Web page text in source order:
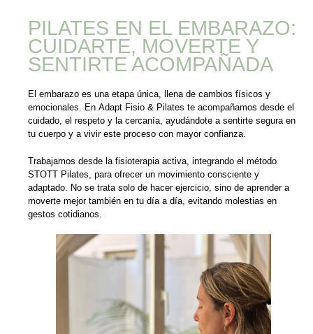
PILATES EN EL EMBARAZO:
CUIDARTE, MOVERTE Y
SENTIRTE ACOMPAÑADA
El embarazo es una etapa única, llena de cambios físicos y
emocionales. En Adapt Fisio & Pilates te acompañamos desde el
cuidado, el respeto y la cercanía, ayudándote a sentirte segura en
tu cuerpo y a vivir este proceso con mayor confianza.
Trabajamos desde la fisioterapia activa, integrando el método
STOTT Pilates, para ofrecer un movimiento consciente y
adaptado. No se trata solo de hacer ejercicio, sino de aprender a
moverte mejor también en tu día a día, evitando molestias en
gestos cotidianos.